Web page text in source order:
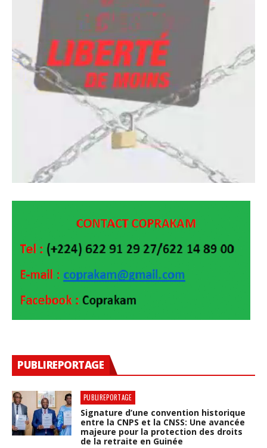
PUBLIREPORTAGE
PUBLIREPORTAGE
Signature d’une convention historique
entre la CNPS et la CNSS: Une avancée
majeure pour la protection des droits
de la retraite en Guinée